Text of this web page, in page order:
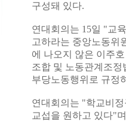
구성돼 있다.
연대회의는 15일 "교
고하라는 중앙노동위
에 나오지 않은 이주
조합 및 노동관계조
부당노동행위로 규정
연대회의는 "학교비
교섭을 원하고 있다"